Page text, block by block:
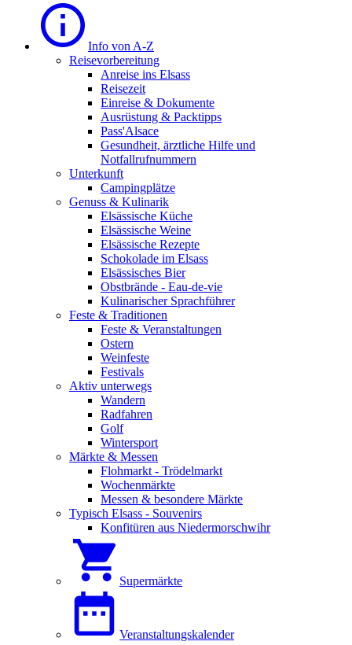
Info von A-Z
Reisevorbereitung
Anreise ins Elsass
Reisezeit
Einreise & Dokumente
Ausrüstung & Packtipps
Pass'Alsace
Gesundheit, ärztliche Hilfe und
Notfallrufnummern
Unterkunft
Campingplätze
Genuss & Kulinarik
Elsässische Küche
Elsässische Weine
Elsässische Rezepte
Schokolade im Elsass
Elsässisches Bier
Obstbrände - Eau-de-vie
Kulinarischer Sprachführer
Feste & Traditionen
Feste & Veranstaltungen
Ostern
Weinfeste
Festivals
Aktiv unterwegs
Wandern
Radfahren
Golf
Wintersport
Märkte & Messen
Flohmarkt - Trödelmarkt
Wochenmärkte
Messen & besondere Märkte
Typisch Elsass - Souvenirs
Konfitüren aus Niedermorschwihr
Supermärkte
Veranstaltungskalender